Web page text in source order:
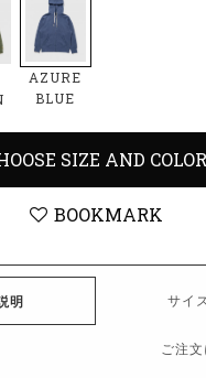
AZURE
BLUE
SIZE AND COLOR
BOOKMARK
明 サイ
ご注